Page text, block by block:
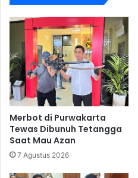
Merbot di Purwakarta
Tewas Dibunuh Tetangga
Saat Mau Azan
7 Agustus 2026